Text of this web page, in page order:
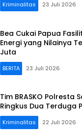
Kriminalitas 23 Juli 2026
Bea Cukai Papua
Energi yang Nilainya
Juta
BERITA 23 Juli 2026
Tim BRASKO Polresta
Ringkus Dua Terduga
Kriminalitas 22 Juli 2026